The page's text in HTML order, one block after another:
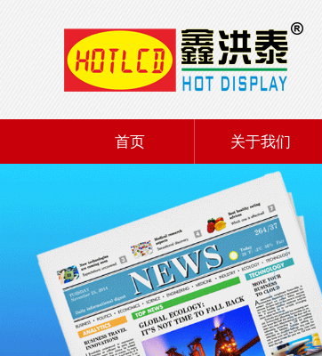
首页 关于我们